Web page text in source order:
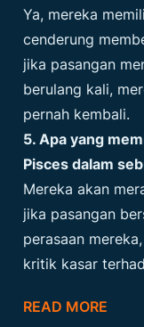
Ya, mereka
cenderung
jika pasangan
berulang kali,
pernah kembali.
5. Apa yang
Pisces dalam
Mereka akan
jika pasangan
perasaan
kritik kasar
READ MORE